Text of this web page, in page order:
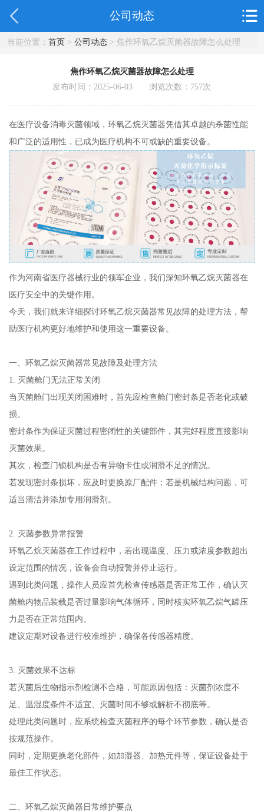
公司动态
当前位置： 首页> 公司动态> 焦作环氧乙烷灭菌器故障怎么处理
焦作环氧乙烷灭菌器故障怎么处理
发布时间：2025-06-03 浏览次数： 757次
在医疗设备消毒灭菌领域，环氧乙烷灭菌器凭借其卓越的杀菌性能
和广泛的适用性，已成为医疗机构不可或缺的重要设备。
作为河南省医疗器械行业的领军企业，我们深知环氧乙烷灭菌器在
医疗安全中的关键作用。
今天，我们就来详细探讨环氧乙烷灭菌器常见故障的处理方法，帮
助医疗机构更好地维护和使用这一重要设备。
一、环氧乙烷灭菌器常见故障及处理方法
1. 灭菌舱门无法正常关闭
当灭菌舱门出现关闭困难时，首先应检查舱门密封条是否老化或破
损。
密封条作为保证灭菌过程密闭性的关键部件，其完好程度直接影响
灭菌效果。
其次，检查门锁机构是否有异物卡住或润滑不足的情况。
若发现密封条损坏，应及时更换原厂配件；若是机械结构问题，可
适当清洁并添加专用润滑剂。
2. 灭菌参数异常报警
环氧乙烷灭菌器在工作过程中，若出现温度、压力或浓度参数超出
设定范围的情况，设备会自动报警并停止运行。
遇到此类问题，操作人员应首先检查传感器是否正常工作，确认灭
菌舱内物品装载是否过量影响气体循环，同时核实环氧乙烷气罐压
力是否在正常范围内。
建议定期对设备进行校准维护，确保各传感器精度。
3. 灭菌效果不达标
若灭菌后生物指示剂检测不合格，可能原因包括：灭菌剂浓度不
足、温湿度条件不适宜、灭菌时间不够或解析不彻底等。
处理此类问题时，应系统检查灭菌程序的每个环节参数，确认是否
按规范操作。
同时，定期更换老化部件，如加湿器、加热元件等，保证设备处于
最佳工作状态。
二、环氧乙烷灭菌器日常维护要点